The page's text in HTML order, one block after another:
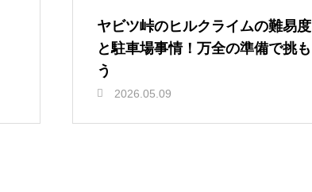
ヤビツ峠のヒルクライムの難易度
と駐車場事情！万全の準備で挑も
う
2026.05.09